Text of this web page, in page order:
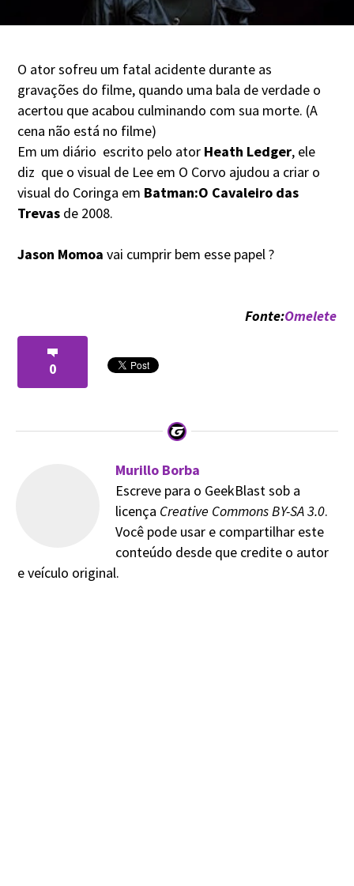
O ator sofreu um fatal acidente durante as
gravações do filme, quando uma bala de verdade o
acertou que acabou culminando com sua morte. (A
cena não está no filme)
Em um diário escrito pelo ator Heath Ledger, ele
diz que o visual de Lee em O Corvo ajudou a criar o
visual do Coringa em Batman:O Cavaleiro das
Trevas de 2008.
Jason Momoa vai cumprir bem esse papel ?
Fonte:Omelete
0
Murillo Borba
Escreve para o GeekBlast sob a
licença Creative Commons BY-SA 3.0.
Você pode usar e compartilhar este
conteúdo desde que credite o autor
e veículo original.